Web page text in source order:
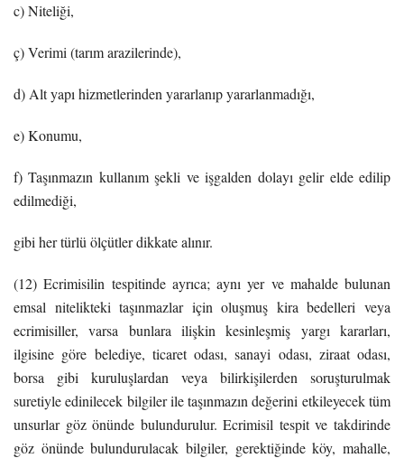
c) Niteliği,
ç) Verimi (tarım arazilerinde),
d) Alt yapı hizmetlerinden yararlanıp yararlanmadığı,
e) Konumu,
f) Taşınmazın kullanım şekli ve işgalden dolayı gelir elde edilip
edilmediği,
gibi her türlü ölçütler dikkate alınır.
(12) Ecrimisilin tespitinde ayrıca; aynı yer ve mahalde bulunan
emsal nitelikteki taşınmazlar için oluşmuş kira bedelleri veya
ecrimisiller, varsa bunlara ilişkin kesinleşmiş yargı kararları,
ilgisine göre belediye, ticaret odası, sanayi odası, ziraat odası,
borsa gibi kuruluşlardan veya bilirkişilerden soruşturulmak
suretiyle edinilecek bilgiler ile taşınmazın değerini etkileyecek tüm
unsurlar göz önünde bulundurulur. Ecrimisil tespit ve takdirinde
göz önünde bulundurulacak bilgiler, gerektiğinde köy, mahalle,